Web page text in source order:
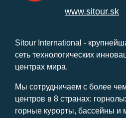
www.sitour.sk
Sitour International -
сеть технологических
центрах мира.
Мы сотрудничаем с более
центров в 8 странах:
горные курорты, бассейны и